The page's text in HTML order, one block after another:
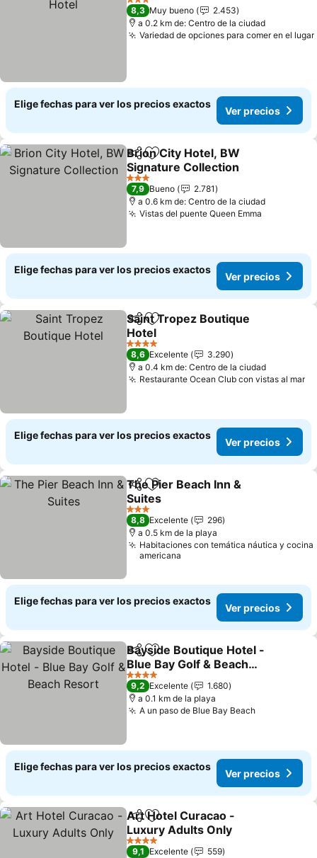
3 Estrellas
8,3 Muy bueno
2.453
a 0.2 km de: Centro de la ciudad
Variedad de opciones para comer en el lugar
Elige fechas para ver los precios exactos
Ver precios
CompartirAgregar a favoritos
Brion City Hotel, BW
Signature Collection
Ver precios
3 Estrellas
7,9 Bueno
2.781
a 0.6 km de: Centro de la ciudad
Vistas del puente Queen Emma
Elige fechas para ver los precios exactos
Ver precios
CompartirAgregar a favoritos
Saint Tropez Boutique
Hotel
Ver precios
4 Estrellas
8,6 Excelente
3.290
a 0.4 km de: Centro de la ciudad
Restaurante Ocean Club con vistas al mar
Elige fechas para ver los precios exactos
Ver precios
CompartirAgregar a favoritos
The Pier Beach Inn &
Suites
Ver precios
3 Estrellas
8,8 Excelente
296
a 0.5 km de la playa
Habitaciones con temática náutica y cocina
americana
Elige fechas para ver los precios exactos
Ver precios
CompartirAgregar a favoritos
Bayside Boutique Hotel -
Blue Bay Golf & Beach
Resort
Ver precios
4 Estrellas
9,2 Excelente
1.680
a 0.1 km de la playa
A un paso de Blue Bay BeachVer precios
Elige fechas para ver los precios exactos
Ver precios
CompartirAgregar a favoritos
Art Hotel Curacao -
Luxury Adults Only
Ver precios
4 Estrellas
9,1 Excelente
559